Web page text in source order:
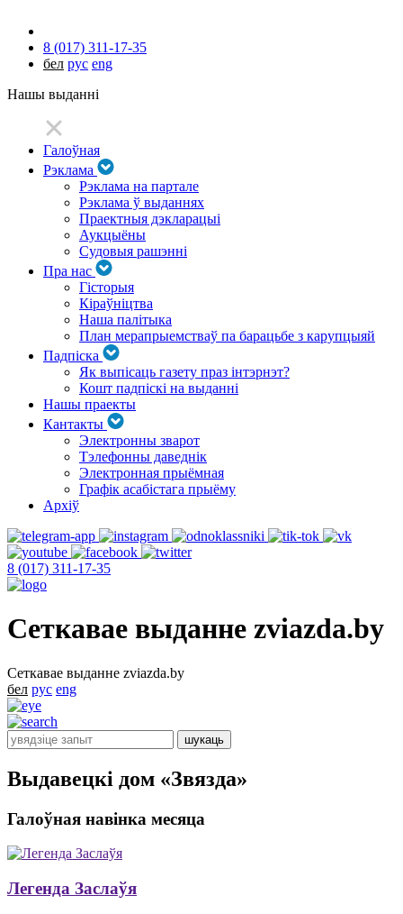
8 (017) 311-17-35
бел рус eng
Нашы выданні
Галоўная
Рэклама
Рэклама на партале
Рэклама ў выданнях
Праектныя дэкларацыі
Аукцыёны
Судовыя рашэнні
Пра нас
Гісторыя
Кіраўніцтва
Наша палітыка
План мерапрыемстваў па барацьбе з карупцыяй
Падпіска
Як выпісаць газету праз інтэрнэт?
Кошт падпіскі на выданні
Нашы праекты
Кантакты
Электронны зварот
Тэлефонны даведнік
Электронная прыёмная
Графік асабістага прыёму
Архіў
8 (017) 311-17-35
Сеткавае выданне zviazda.by
Сеткавае выданне zviazda.by
бел рус eng
Выдавецкі дом «Звязда»
Галоўная навінка месяца
Легенда Заслаўя